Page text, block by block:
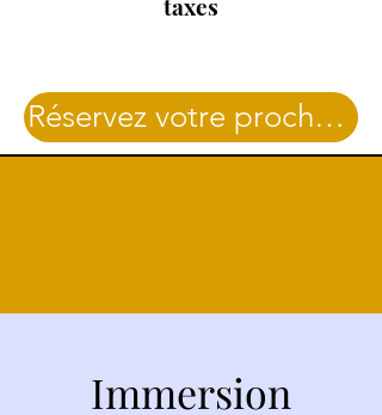
Réservez votre prochaine séance ici
Immersion